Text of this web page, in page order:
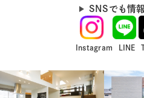
SNSでも情
Instagram LINE